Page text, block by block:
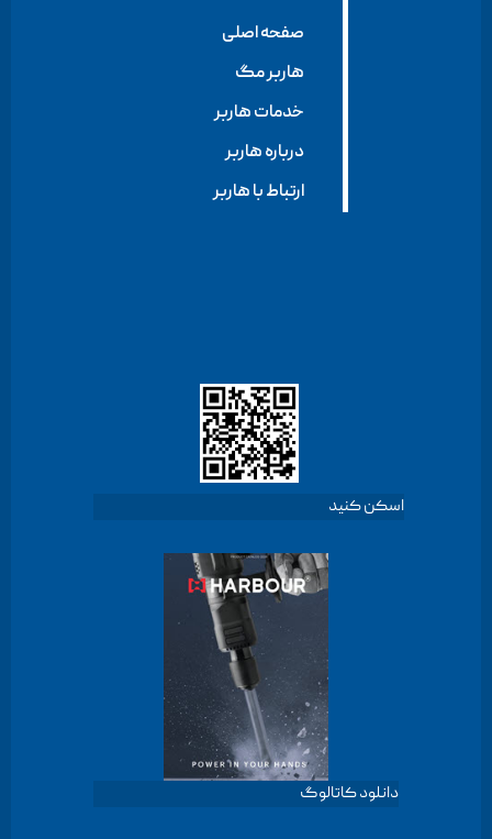
صفحه اصلی
هاربر مگ
خدمات هاربر
درباره هاربر
ارتباط با هاربر
اسکن کنید
دانلود کاتالوگ